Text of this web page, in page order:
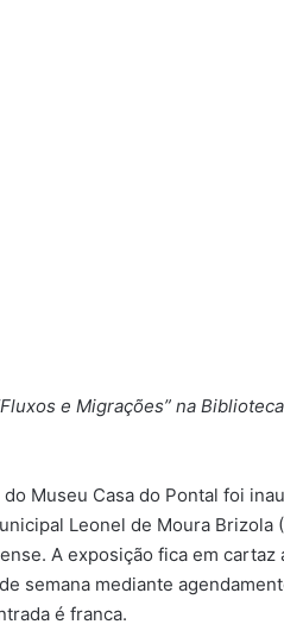
e Migrações” na
Museu Casa do Pontal foi
Leonel de Moura Brizola
A exposição fica em
semana mediante
é franca.